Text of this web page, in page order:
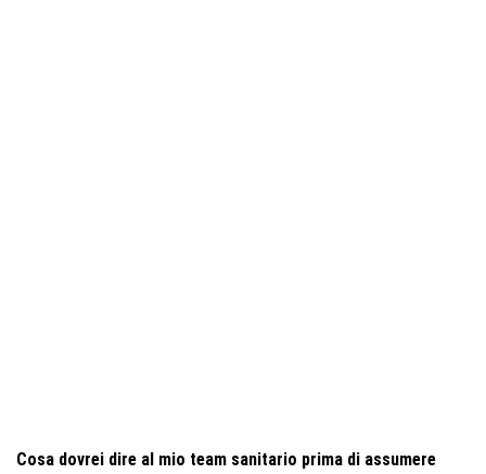
Cosa dovrei dire al mio team sanitario prima di assumere